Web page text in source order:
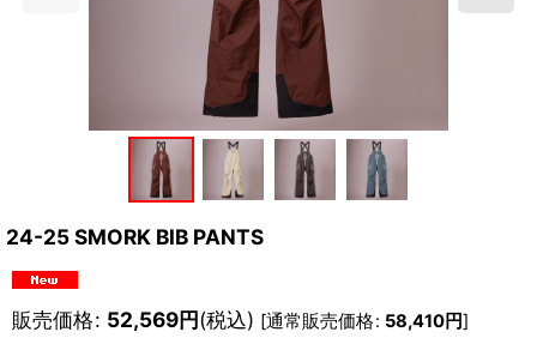
24-25 SMORK BIB PANTS
販売価格: 52,569円(税込) [通常販売価格: 58,410円]